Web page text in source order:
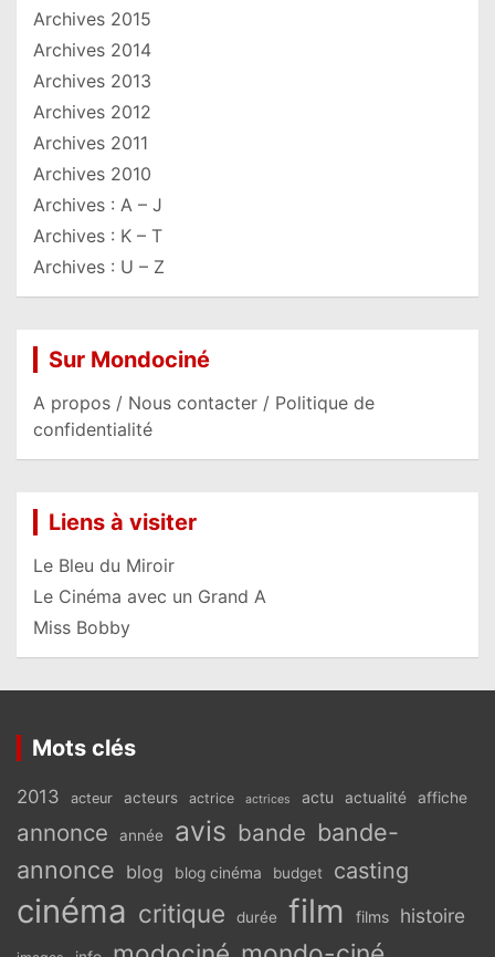
Archives 2015
Archives 2014
Archives 2013
Archives 2012
Archives 2011
Archives 2010
Archives : A – J
Archives : K – T
Archives : U – Z
Sur Mondociné
A propos / Nous contacter / Politique de
confidentialité
Liens à visiter
Le Bleu du Miroir
Le Cinéma avec un Grand A
Miss Bobby
Mots clés
2013 acteur acteurs actrice actrices actu actualité affiche
annonce année avis bande bande-
annonce blog blog cinéma budget casting
cinéma critique durée film films histoire